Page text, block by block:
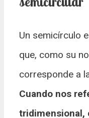
Un semicírculo
que, como su
corresponde a
Cuando nos
tridimensional,